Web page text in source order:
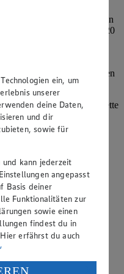
die stückigen Tomaten
Kochen bringen. Für 15-20
lassen, bis das Gemüse
in einer Pfanne toasten
einer Scheibe Baguette
Erwachsenen laut
ein, um
unserer
deine Daten,
und dir
sowie für
kann jederzeit
angepasst
Basis deiner
Funktionalitäten zur
sowie einen
findest du in
erfährst du auch
.
Daten in den